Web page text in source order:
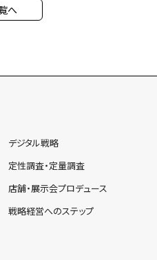
へ
デジタル戦略
定性調査・定量調査
店舗・展示会プロデュース
戦略経営へのステップ